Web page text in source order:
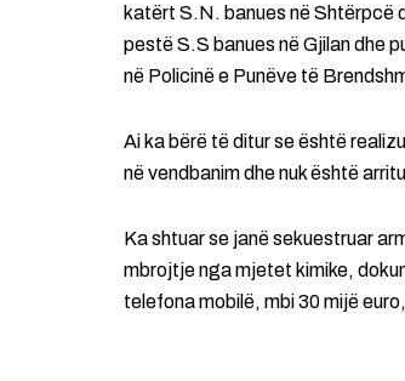
katërt S.N. banues në Shtërpcë
pestë S.S banues në Gjilan dhe
në Policinë e Punëve të
Ai ka bërë të ditur se është
në vendbanim dhe nuk është
Ka shtuar se janë sekuestruar
mbrojtje nga mjetet kimike,
telefona mobilë, mbi 30 mijë